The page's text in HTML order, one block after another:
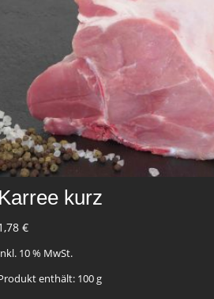
Karree kurz
€
10 % MwSt.
enthält: 100g